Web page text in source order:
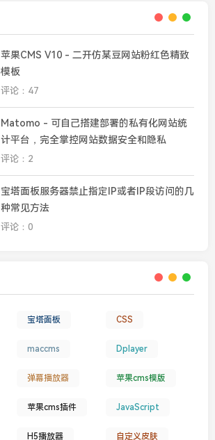
苹果CMS V10 - 二开仿某豆网站粉红色精致
模板
评论：47
Matomo - 可自己搭建部署的私有化网站统
计平台，完全掌控网站数据安全和隐私
评论：2
宝塔面板服务器禁止指定IP或者IP段访问的几
种常见方法
评论：0
宝塔面板 CSS
maccms Dplayer
弹幕播放器 苹果cms模版
苹果cms插件 JavaScript
H5播放器 自定义皮肤